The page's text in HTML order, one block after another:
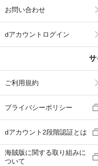
お問い合わせ
dアカウントログイン
サ
ご利用規約
プライバシーポリシー
dアカウント2段階認証とは
海賊版に関する取り組みに
ついて